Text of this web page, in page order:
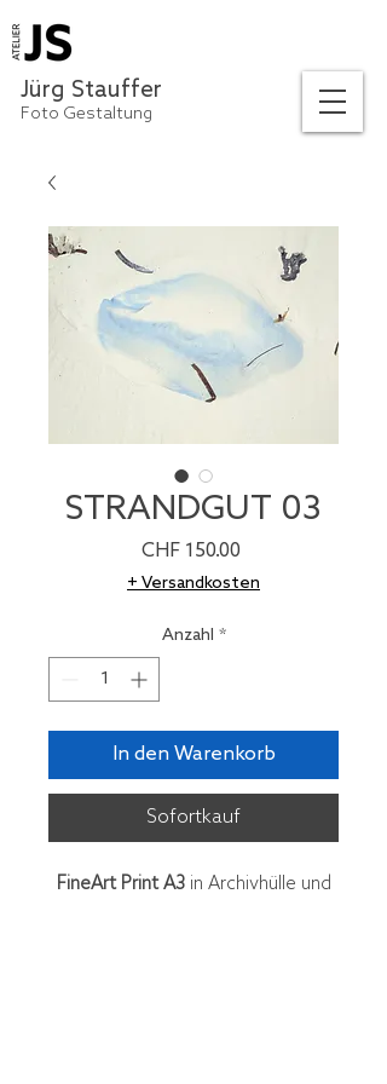
Jürg Stauffer
Foto Gestaltung
STRANDGUT 03
CHF 150.00Preis
+ Versandkosten
Anzahl *
In den Warenkorb
Sofortkauf
FineArt Print A3 in Archivhülle und